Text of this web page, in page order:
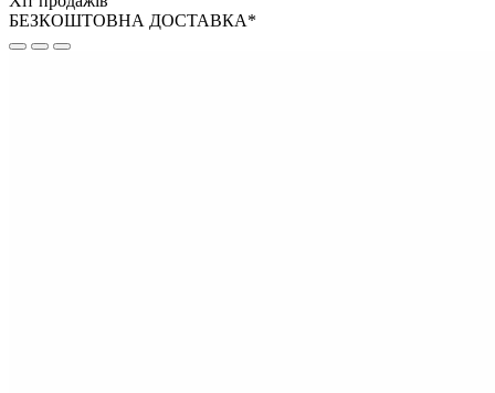
БЕЗКОШТОВНА ДОСТАВКА*